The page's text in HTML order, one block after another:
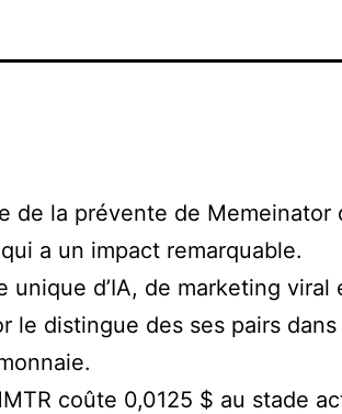
de la prévente de Memeinator
a un impact remarquable.
unique d’IA, de marketing viral
le distingue des ses pairs
coûte 0,0125 $ au stade